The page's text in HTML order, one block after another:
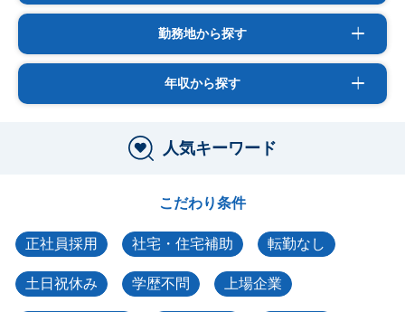
勤務地から探す
年収から探す
人気キーワード
こだわり条件
正社員採用 社宅・住宅補助 転勤なし
土日祝休み 学歴不問 上場企業